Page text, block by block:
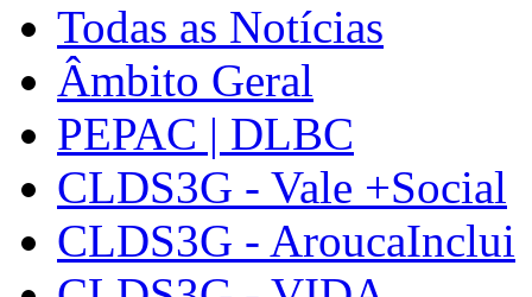
Todas as Notícias
Âmbito Geral
PEPAC | DLBC
CLDS3G - Vale +Social
CLDS3G - AroucaInclui